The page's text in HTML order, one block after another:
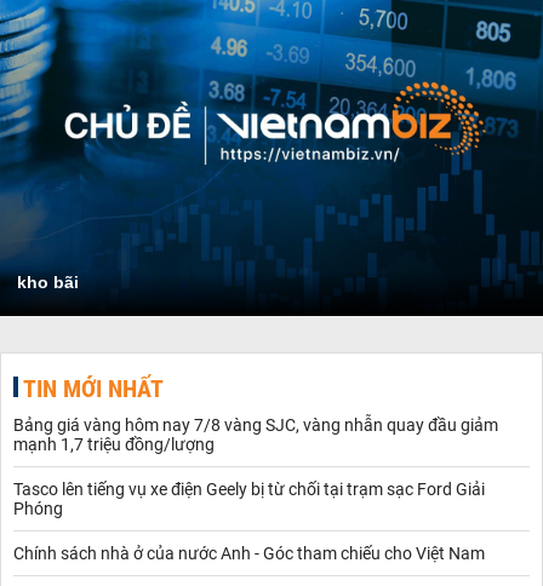
kho bãi
TIN MỚI NHẤT
Bảng giá vàng hôm nay 7/8 vàng SJC, vàng nhẫn quay đầu giảm
mạnh 1,7 triệu đồng/lượng
Tasco lên tiếng vụ xe điện Geely bị từ chối tại trạm sạc Ford Giải
Phóng
Chính sách nhà ở của nước Anh - Góc tham chiếu cho Việt Nam